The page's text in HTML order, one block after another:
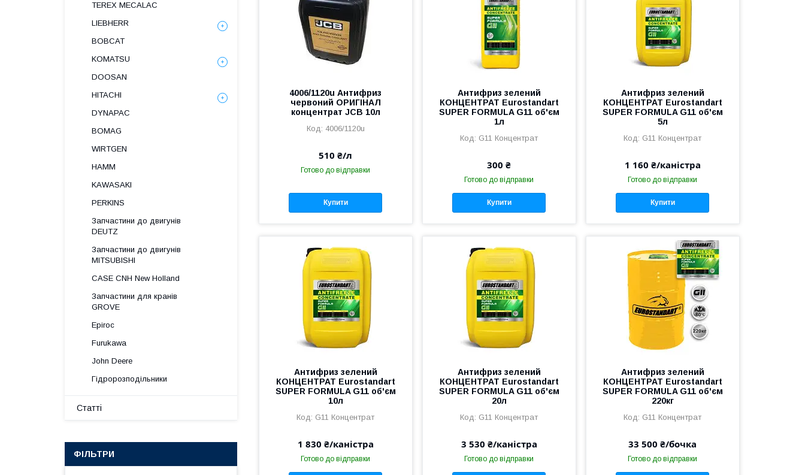
4006/1120u Антифриз
червоний ОРИГІНАЛ
концентрат JCB 10л
4006/1120u
510 ₴/л
Готово до відправки
Купити
Антифриз зелений
КОНЦЕНТРАТ Eurostandart
SUPER FORMULA G11 об'єм
1л
G11 Концентрат
300 ₴
Готово до відправки
Купити
Антифриз зелений
КОНЦЕНТРАТ Eurostandart
SUPER FORMULA G11 об'єм
5л
G11 Концентрат
1 160 ₴/каністра
Готово до відправки
Купити
Антифриз зелений
КОНЦЕНТРАТ Eurostandart
SUPER FORMULA G11 об'єм
10л
G11 Концентрат
1 830 ₴/каністра
Готово до відправки
Антифриз зелений
КОНЦЕНТРАТ Eurostandart
SUPER FORMULA G11 об'єм
20л
G11 Концентрат
3 530 ₴/каністра
Готово до відправки
Антифриз зелений
КОНЦЕНТРАТ Eurostandart
SUPER FORMULA G11 об'єм
220кг
G11 Концентрат
33 500 ₴/бочка
Готово до відправки
TEREX MECALAC
LIEBHERR
BOBCAT
KOMATSU
DOOSAN
HITACHI
DYNAPAC
BOMAG
WIRTGEN
HAMM
KAWASAKI
PERKINS
Запчастини до двигунів
DEUTZ
Запчастини до двигунів
MITSUBISHI
CASE CNH New Holland
Запчастини для кранів
GROVE
Epiroc
Furukawa
John Deere
Гідророзподільники
Статті
ФІЛЬТРИ